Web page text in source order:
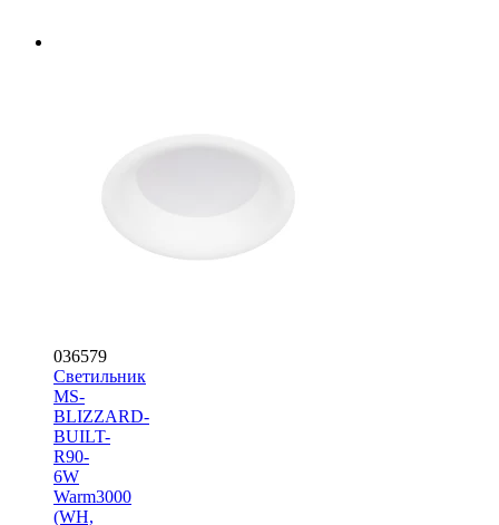
036579
Светильник
MS-
BLIZZARD-
BUILT-
R90-
6W
Warm3000
(WH,